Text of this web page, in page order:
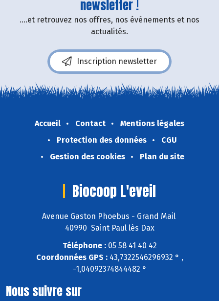
newsletter !
....et retrouvez nos offres, nos événements et nos
actualités.
Inscription newsletter
Accueil Contact
Mentions légales
Protection des données
CGU
Gestion des cookies
Plan du site
Biocoop L'eveil
Avenue Gaston Phoebus - Grand Mail
40990 Saint Paul lès Dax
Téléphone :05 58 41 40 42
Coordonnées GPS :43,7322546296932 ° ,
-1,04092374844482 °
Nous suivre sur